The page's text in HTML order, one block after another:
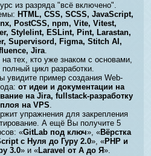
из разряда "всё включено".
HTML, CSS, SCSS, JavaScript,
PostCSS, npm, Vite, Vitest,
Stylelint, ESLint, Pint, Larastan,
Supervisord, Figma, Stitch AI,
Jira.
тех, кто уже знаком с основами,
цикл разработки.
увидите пример создания Web-
от идеи и документации на
на Jira, fullstack-разработку
на VPS.
упражнения для закрепления
А ещё Вы получите 5
«GitLab под ключ», «Вёрстка
с Нуля до Гуру 2.0», «PHP и
3.0» и «Laravel от А до Я».